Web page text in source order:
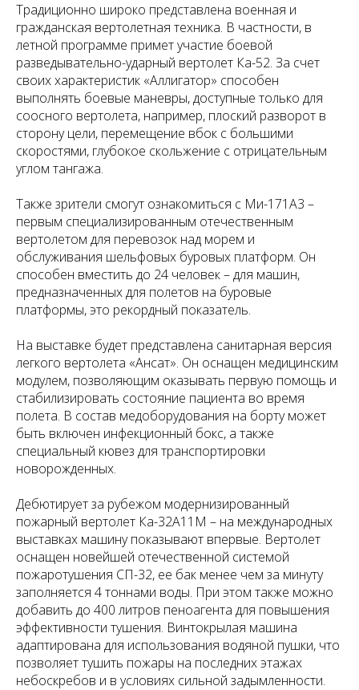
Традиционно широко представлена военная и
гражданская вертолетная техника. В частности, в
летной программе примет участие боевой
разведывательно-ударный вертолет Ка-52. За счет
своих характеристик «Аллигатор» способен
выполнять боевые маневры, доступные только для
соосного вертолета, например, плоский разворот в
сторону цели, перемещение вбок с большими
скоростями, глубокое скольжение с отрицательным
углом тангажа.
Также зрители смогут ознакомиться с Ми-171А3 –
первым специализированным отечественным
вертолетом для перевозок над морем и
обслуживания шельфовых буровых платформ. Он
способен вместить до 24 человек – для машин,
предназначенных для полетов на буровые
платформы, это рекордный показатель.
На выставке будет представлена санитарная версия
легкого вертолета «Ансат». Он оснащен медицинским
модулем, позволяющим оказывать первую помощь и
стабилизировать состояние пациента во время
полета. В состав медоборудования на борту может
быть включен инфекционный бокс, а также
специальный кювез для транспортировки
новорожденных.
Дебютирует за рубежом модернизированный
пожарный вертолет Ка-32А11М – на международных
выставках машину показывают впервые. Вертолет
оснащен новейшей отечественной системой
пожаротушения СП-32, ее бак менее чем за минуту
заполняется 4 тоннами воды. При этом также можно
добавить до 400 литров пеноагента для повышения
эффективности тушения. Винтокрылая машина
адаптирована для использования водяной пушки, что
позволяет тушить пожары на последних этажах
небоскребов и в условиях сильной задымленности.